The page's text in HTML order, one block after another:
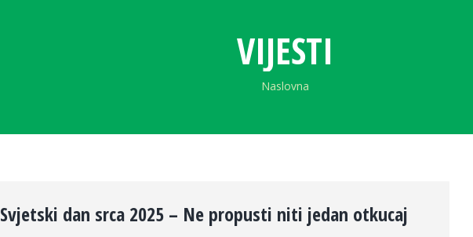
VIJESTI
You are here:
Naslovna
Svjetski dan srca 2025 – Ne propusti niti jedan otkucaj